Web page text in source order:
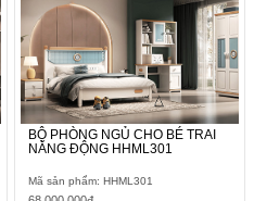
BỘ PHÒNG NGỦ CHO BÉ TRAI
NĂNG ĐỘNG HHML301
Mã sản phẩm: HHML301